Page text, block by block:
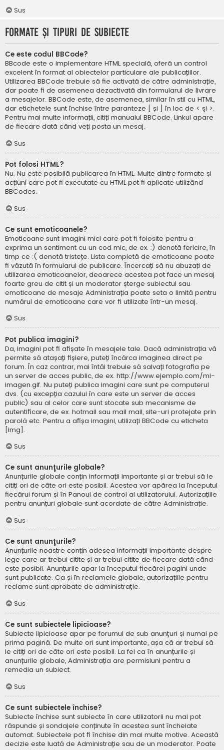
Sus
Formate și tipuri de subiecte
Ce este codul BBCode?
BBcode este o implementare HTML specială, oferă un control
excelent în format al obiectelor particulare ale publicațiilor.
Utilizarea BBCode trebuie să fie activată de către administrație,
dar poate fi de asemenea dezactivată din formularul de livrare
a mesajelor. BBCode este, de asemenea, similar în stil cu HTML,
dar etichetele sunt închise între paranteze [ și ] în loc de < şi >.
Pentru mai multe informații, citiți manualul BBCode. Linkul apare
de fiecare dată când veți posta un mesaj.
Sus
Pot folosi HTML?
Nu. Nu este posibilă publicarea în HTML. Multe dintre formate și
acțiuni care pot fi executate cu HTML pot fi aplicate utilizând
BBCodes.
Sus
Ce sunt emoticoanele?
Emoticoane sunt imagini mici care pot fi folosite pentru a
exprima un sentiment cu un cod mic, de ex. :) denotă fericire, în
timp ce :( denotă tristețe. Lista completă de emoticoane poate
fi văzută în formularul de publicare. Încercați să nu abuzați de
utilizarea emoticoanelor, deoarece acestea pot face un mesaj
foarte greu de citit și un moderator șterge subiectul sau
emoticoane de mesaje Administrația poate seta o limită pentru
numărul de emoticoane care vor fi utilizate într-un mesaj.
Sus
Pot publica imagini?
Da, imagini pot fi afișate în mesajele tale. Dacă administrația vă
permite să atașați fișiere, puteți încărca imaginea direct pe
forum. În caz contrar, mai întâi trebuie să salvați fotografia pe
un server de acces public, de ex. http://www.ejemplo.com/mi-
imagen.gif. Nu puteți publica imagini care sunt pe computerul
dvs. (cu excepția cazului în care este un server de acces
public) sau al celor care sunt stocate sub mecanisme de
autentificare, de ex. hotmail sau mail mail, site-uri protejate prin
parolă etc. Pentru a afișa imagini, utilizați BBCode cu eticheta
[img].
Sus
Ce sunt anunţurile globale?
Anunțurile globale conțin informații importante și ar trebui să le
citiți ori de câte ori este posibil. Acestea vor apărea la începutul
fiecărui forum și în Panoul de control al utilizatorului. Autorizațiile
pentru anunțuri globale sunt acordate de către Administrație.
Sus
Ce sunt anunţurile?
Anunțurile noastre conțin adesea informații importante despre
lege care ar trebui citite și ar trebui citite de fiecare dată când
este posibil. Anunțurile apar la începutul fiecărei pagini unde
sunt publicate. Ca și în reclamele globale, autorizațiile pentru
reclame sunt aprobate de administraţie.
Sus
Ce sunt subiectele lipicioase?
Subiecte lipicioase apar pe forumul de sub anunţuri și numai pe
prima pagină. De multe ori sunt importante, așa că ar trebui să
le citiți ori de câte ori este posibil. La fel ca în anunțurile și
anunțurile globale, Administrația are permisiuni pentru a
remedia un subiect.
Sus
Ce sunt subiectele închise?
Subiecte închise sunt subiecte în care utilizatorii nu mai pot
răspunde și sondajele conținute în acestea sunt încheiate
automat. Subiectele pot fi închise din mai multe motive. Această
decizie este luată de Administrație sau de un moderator. Poate